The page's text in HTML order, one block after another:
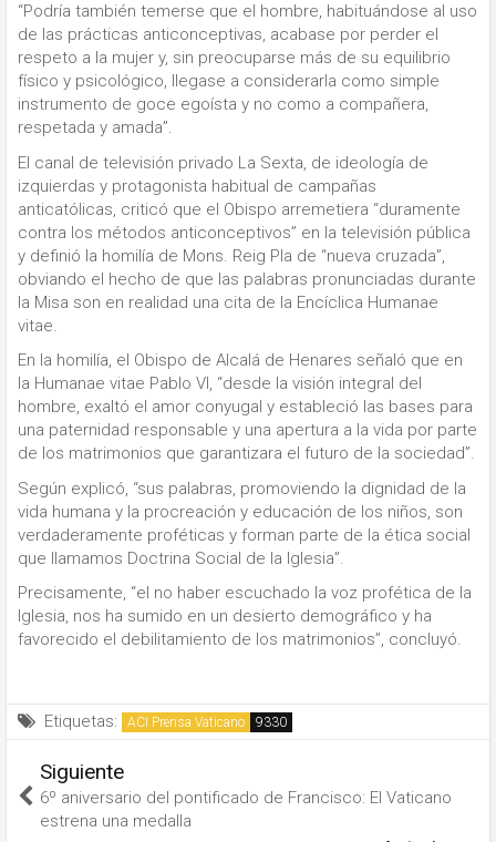
“Podría también temerse que el hombre, habituándose al uso
de las prácticas anticonceptivas, acabase por perder el
respeto a la mujer y, sin preocuparse más de su equilibrio
físico y psicológico, llegase a considerarla como simple
instrumento de goce egoísta y no como a compañera,
respetada y amada”.
El canal de televisión privado La Sexta, de ideología de
izquierdas y protagonista habitual de campañas
anticatólicas, criticó que el Obispo arremetiera “duramente
contra los métodos anticonceptivos” en la televisión pública
y definió la homilía de Mons. Reig Pla de “nueva cruzada”,
obviando el hecho de que las palabras pronunciadas durante
la Misa son en realidad una cita de la Encíclica Humanae
vitae.
En la homilía, el Obispo de Alcalá de Henares señaló que en
la Humanae vitae Pablo VI, “desde la visión integral del
hombre, exaltó el amor conyugal y estableció las bases para
una paternidad responsable y una apertura a la vida por parte
de los matrimonios que garantizara el futuro de la sociedad”.
Según explicó, “sus palabras, promoviendo la dignidad de la
vida humana y la procreación y educación de los niños, son
verdaderamente proféticas y forman parte de la ética social
que llamamos Doctrina Social de la Iglesia”.
Precisamente, “el no haber escuchado la voz profética de la
Iglesia, nos ha sumido en un desierto demográfico y ha
favorecido el debilitamiento de los matrimonios”, concluyó.
Etiquetas: ACI Prensa Vaticano
Siguiente
6º aniversario del pontificado de Francisco: El Vaticano
estrena una medalla